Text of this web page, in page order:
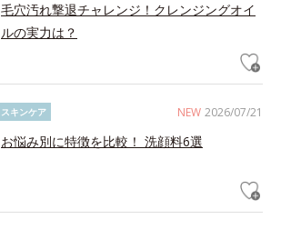
毛穴汚れ撃退チャレンジ！クレンジングオイ
ルの実力は？
NEW 2026/07/21
スキンケア
お悩み別に特徴を比較！ 洗顔料6選